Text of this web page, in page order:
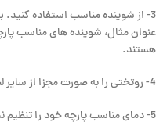
3- از شوینده مناسب استفاده
عنوان مثال، شوینده های مناسب
هستند.
4- روتختی را به صورت مجزا از سایر لباس ها بشویید.
5- دمای مناسب پارچه خود را تنظیم نمایید.